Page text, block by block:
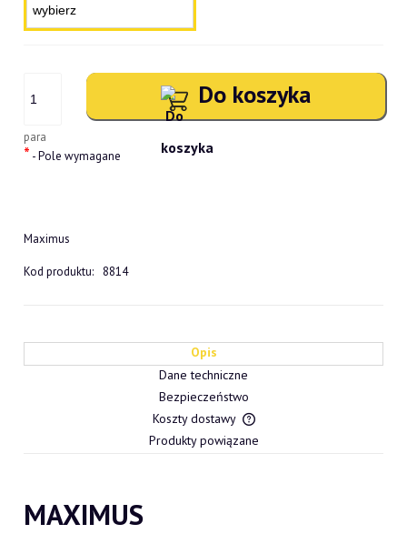
para
Do koszyka
* - Pole wymagane
Maximus
Kod produktu: 8814
Opis
Dane techniczne
Bezpieczeństwo
Koszty dostawy
Produkty powiązane
MAXIMUS